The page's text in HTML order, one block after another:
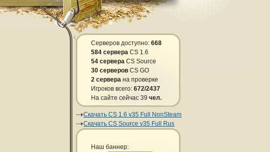
Серверов доступно: 668
584 сервера CS 1.6
54 сервера CS Source
30 серверов CS GO
2 сервера на проверке
Игроков всего: 672/2437
На сайте сейчас 39 чел.
Скачать CS 1.6 v35 Full NonSteam
Скачать CS Source v35 Full Rus
Наш баннер: